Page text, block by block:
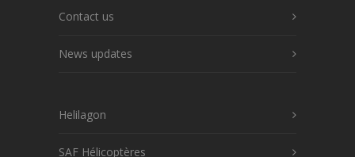
Contact us
News updates
Helilagon
SAF Hélicoptères